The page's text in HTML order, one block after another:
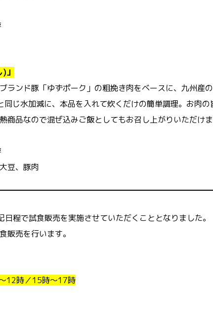
」
ランド豚「ゆずポーク」の粗挽き肉をベースに、九州産
じ水加減に、本品を入れて炊くだけの簡単調理。お肉
商品なので混ぜ込みご飯としてもお召し上がりいただけま
豆、豚肉
程で試食販売を実施させていただくこととなりました。
販売を行います。
12時／15時～17時